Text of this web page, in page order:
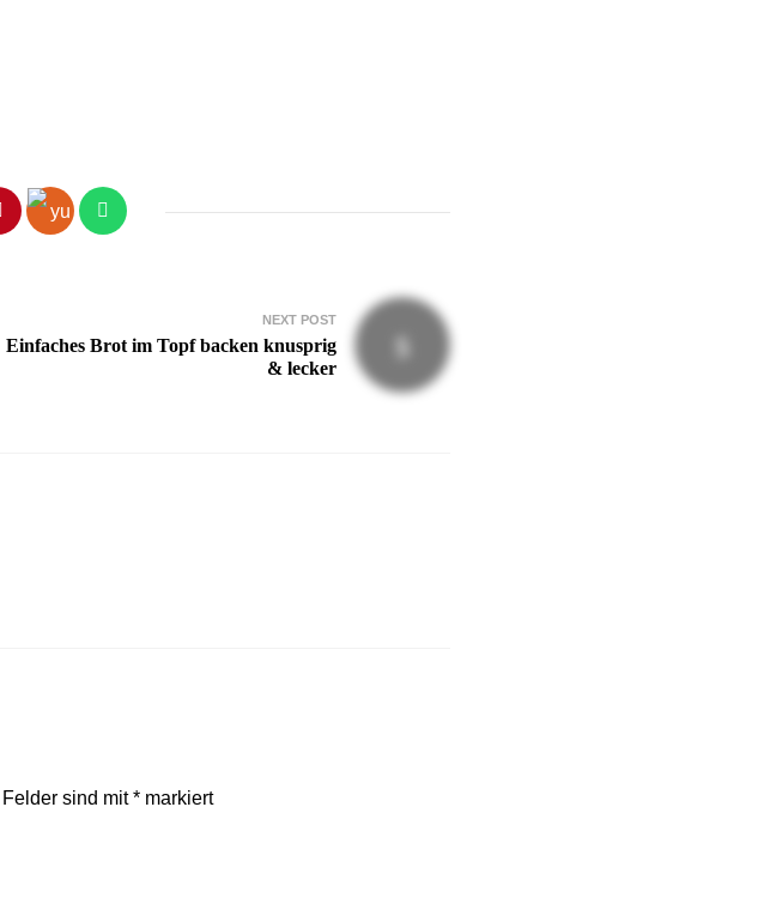
NEXT POST
Einfaches Brot im Topf backen knusprig
& lecker
sind mit* markiert